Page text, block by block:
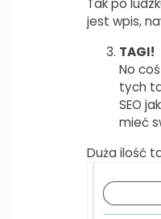
Tak po
jest wpis,
TAGI!
No
tych
SEO
mieć
Duża ilość